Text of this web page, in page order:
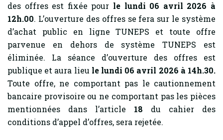
des offres est fixée pour le lundi 06 avril 2026 à
12h.00. L’ouverture des offres se fera sur le système
d’achat public en ligne TUNEPS et toute offre
parvenue en dehors de système TUNEPS est
éliminée. La séance d’ouverture des offres est
publique et aura lieu le lundi 06 avril 2026 à 14h.30.
Toute offre, ne comportant pas le cautionnement
bancaire provisoire ou ne comportant pas les pièces
mentionnées dans l’article 18 du cahier des
conditions d’appel d’offres, sera rejetée.